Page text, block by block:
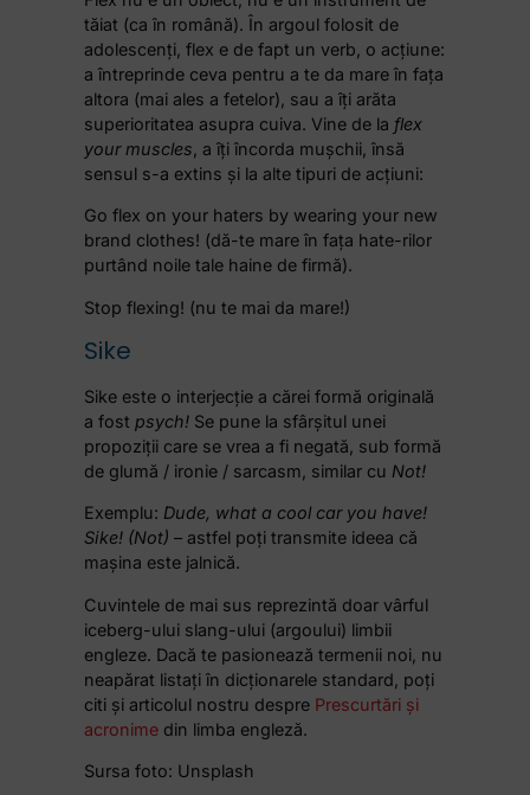
tăiat (ca în română). În argoul folosit de
adolescenți, flex e de fapt un verb, o acțiune:
a întreprinde ceva pentru a te da mare în fața
altora (mai ales a fetelor), sau a îți arăta
superioritatea asupra cuiva. Vine de la flex
your muscles, a îți încorda mușchii, însă
sensul s-a extins și la alte tipuri de acțiuni:
Go flex on your haters by wearing your new
brand clothes! (dă-te mare în fața hate-rilor
purtând noile tale haine de firmă).
Stop flexing! (nu te mai da mare!)
Sike
Sike este o interjecție a cărei formă originală
a fost psych! Se pune la sfârșitul unei
propoziții care se vrea a fi negată, sub formă
de glumă / ironie / sarcasm, similar cu Not!
Exemplu: Dude, what a cool car you have!
Sike! (Not)– astfel poți transmite ideea că
mașina este jalnică.
Cuvintele de mai sus reprezintă doar vârful
iceberg-ului slang-ului (argoului) limbii
engleze. Dacă te pasionează termenii noi, nu
neapărat listați în dicționarele standard, poți
citi și articolul nostru despre Prescurtări și
acronime din limba engleză.
Sursa foto: Unsplash